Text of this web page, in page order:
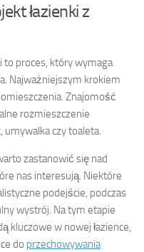
łazienki z
to proces, który wymaga
Najważniejszym krokiem
Znajomość
rozmieszczenie
umywalka czy toaleta.
zastanowić się nad
nas interesują. Niektóre
podejście, podczas
wystrój. Na tym etapie
kluczowe w nowej łazience,
do przechowywania